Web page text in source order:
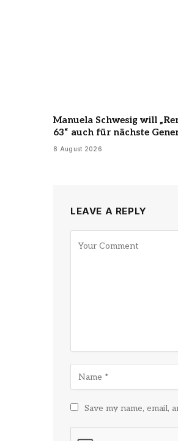
Manuela Schwesig will
63“ auch für nächste
8 August 2026
LEAVE A REPLY
Save my name,